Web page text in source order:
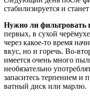
стабилизируется и
Нужно ли фильтровать
первых, в сухой
через какое-то время
вкус, но и горечь. Во-
имеется очень много
необязательно
запаситесь терпением и
ватный диск или марлю.